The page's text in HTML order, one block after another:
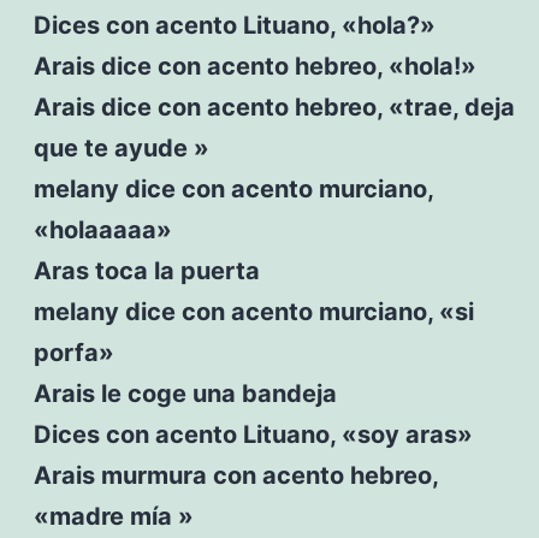
Dices con acento Lituano, «hola?»
Arais dice con acento hebreo, «hola!»
Arais dice con acento hebreo, «trae, deja
que te ayude »
melany dice con acento murciano,
«holaaaaa»
Aras toca la puerta
melany dice con acento murciano, «si
porfa»
Arais le coge una bandeja
Dices con acento Lituano, «soy aras»
Arais murmura con acento hebreo,
«madre mía »